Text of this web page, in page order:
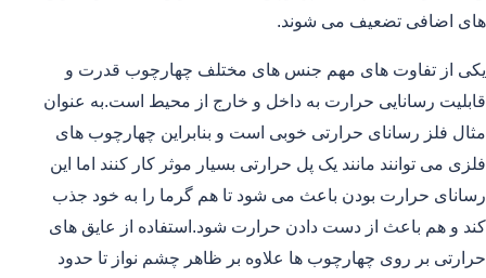
های اضافی تضعیف می شوند.
یکی از تفاوت های مهم جنس های مختلف چهارچوب قدرت و
قابلیت رسانایی حرارت به داخل و خارج از محیط است.به عنوان
مثال فلز رسانای حرارتی خوبی است و بنابراین چهارچوب های
فلزی می توانند مانند یک پل حرارتی بسیار موثر کار کنند اما این
رسانای حرارت بودن باعث می شود تا هم گرما را به خود جذب
کند و هم باعث از دست دادن حرارت شود.استفاده از عایق های
حرارتی بر روی چهارچوب ها علاوه بر ظاهر چشم نواز تا حدود